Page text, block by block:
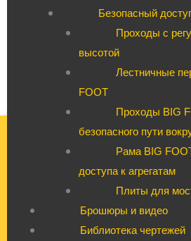
Безопасный
Проходы с
высотой
Лестничные
FOOT
Проходы BIG
безопасного пути
Рама BIG
доступа к агрегатам
Плиты для
Брошюры и видео
Библиотека чертежей